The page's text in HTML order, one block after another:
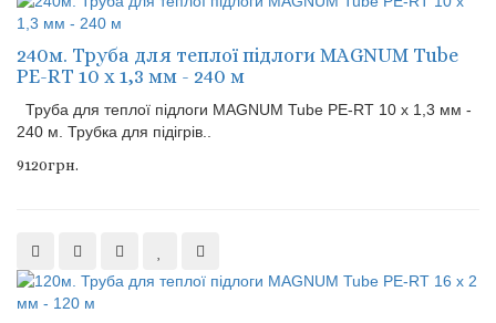
240м. Труба для теплої підлоги MAGNUM Tube
PE-RT 10 x 1,3 мм - 240 м
Труба для теплої підлоги MAGNUM Tube PE-RT 10 x 1,3 мм -
240 м. Трубка для підігрів..
9120грн.